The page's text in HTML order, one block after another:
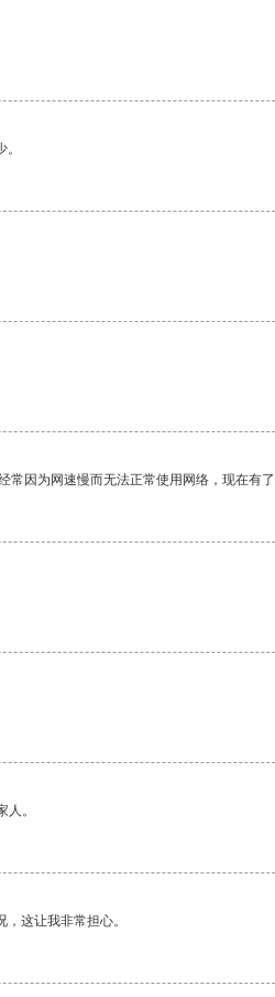
因为网速慢而无法正常使用网络，现在有
。
这让我非常担心。